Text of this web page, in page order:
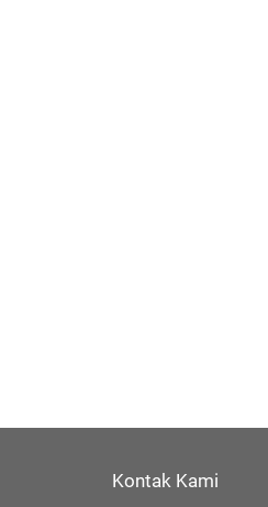
Kontak Kami